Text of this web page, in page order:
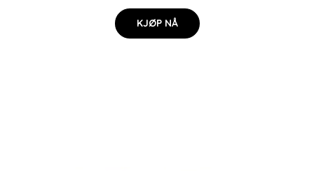
KJØP NÅ